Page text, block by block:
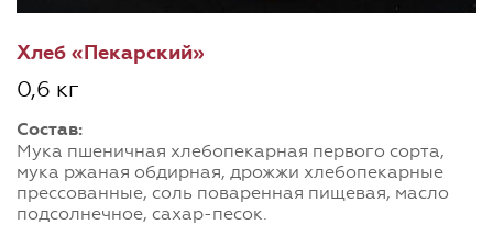
Хлеб «Пекарский»
0,6 кг
Состав:
Мука пшеничная хлебопекарная первого сорта,
мука ржаная обдирная, дрожжи хлебопекарные
прессованные, соль поваренная пищевая, масло
подсолнечное, сахар-песок.